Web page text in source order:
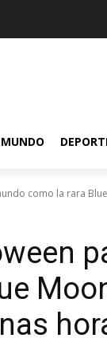
MUNDO
como la rara